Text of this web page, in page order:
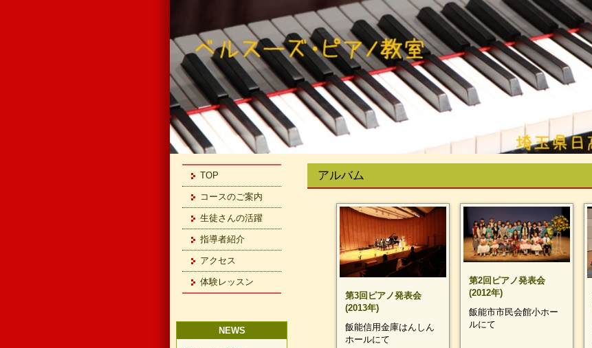
アルバム
第3回ピアノ発表会
(2013年)
飯能信用金庫はんしん
ホールにて
第2回ピアノ発表会
(2012年)
飯能市市民会館小ホー
ルにて
TOP
コースのご案内
生徒さんの活躍
指導者紹介
アクセス
体験レッスン
NEWS